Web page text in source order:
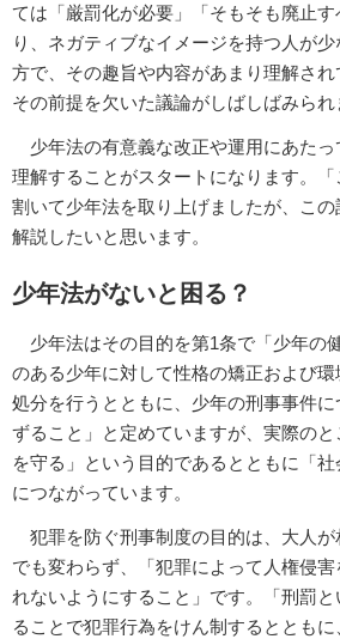
ては「厳罰化が必要」「そもそも廃止
り、ネガティブなイメージを持つ人が
方で、その趣旨や内容があまり理解され
その前提を欠いた議論がしばしばみられ
少年法の有意義な改正や運用にあたっ
理解することがスタートになります。
割いて少年法を取り上げましたが、こ
解説したいと思います。
少年法がないと困る？
少年法はその目的を第1条で「少年の
のある少年に対して性格の矯正および
処分を行うとともに、少年の刑事事件
ずること」と定めていますが、実際の
を守る」という目的であるとともに「
につながっています。
犯罪を防ぐ刑事制度の目的は、大人が
でも変わらず、「犯罪によって人権侵
れないようにすること」です。「刑罰
ることで犯罪行為をけん制するととも